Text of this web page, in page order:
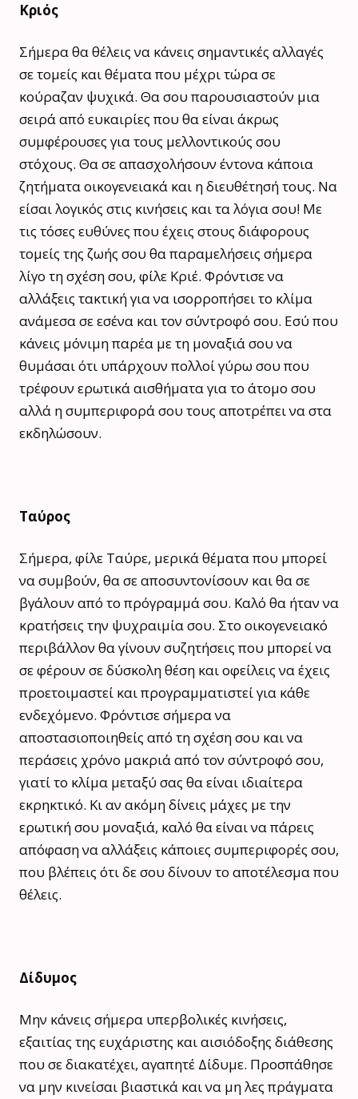
Κριός
Σήμερα θα θέλεις να κάνεις σημαντικές αλλαγές
σε τομείς και θέματα που μέχρι τώρα σε
κούραζαν ψυχικά. Θα σου παρουσιαστούν μια
σειρά από ευκαιρίες που θα είναι άκρως
συμφέρουσες για τους μελλοντικούς σου
στόχους. Θα σε απασχολήσουν έντονα κάποια
ζητήματα οικογενειακά και η διευθέτησή τους. Να
είσαι λογικός στις κινήσεις και τα λόγια σου! Με
τις τόσες ευθύνες που έχεις στους διάφορους
τομείς της ζωής σου θα παραμελήσεις σήμερα
λίγο τη σχέση σου, φίλε Κριέ. Φρόντισε να
αλλάξεις τακτική για να ισορροπήσει το κλίμα
ανάμεσα σε εσένα και τον σύντροφό σου. Εσύ που
κάνεις μόνιμη παρέα με τη μοναξιά σου να
θυμάσαι ότι υπάρχουν πολλοί γύρω σου που
τρέφουν ερωτικά αισθήματα για το άτομο σου
αλλά η συμπεριφορά σου τους αποτρέπει να στα
εκδηλώσουν.
Ταύρος
Σήμερα, φίλε Ταύρε, μερικά θέματα που μπορεί
να συμβούν, θα σε αποσυντονίσουν και θα σε
βγάλουν από το πρόγραμμά σου. Καλό θα ήταν να
κρατήσεις την ψυχραιμία σου. Στο οικογενειακό
περιβάλλον θα γίνουν συζητήσεις που μπορεί να
σε φέρουν σε δύσκολη θέση και οφείλεις να έχεις
προετοιμαστεί και προγραμματιστεί για κάθε
ενδεχόμενο. Φρόντισε σήμερα να
αποστασιοποιηθείς από τη σχέση σου και να
περάσεις χρόνο μακριά από τον σύντροφό σου,
γιατί το κλίμα μεταξύ σας θα είναι ιδιαίτερα
εκρηκτικό. Κι αν ακόμη δίνεις μάχες με την
ερωτική σου μοναξιά, καλό θα είναι να πάρεις
απόφαση να αλλάξεις κάποιες συμπεριφορές σου,
που βλέπεις ότι δε σου δίνουν το αποτέλεσμα που
θέλεις.
Δίδυμος
Μην κάνεις σήμερα υπερβολικές κινήσεις,
εξαιτίας της ευχάριστης και αισιόδοξης διάθεσης
που σε διακατέχει, αγαπητέ Δίδυμε. Προσπάθησε
να μην κινείσαι βιαστικά και να μη λες πράγματα